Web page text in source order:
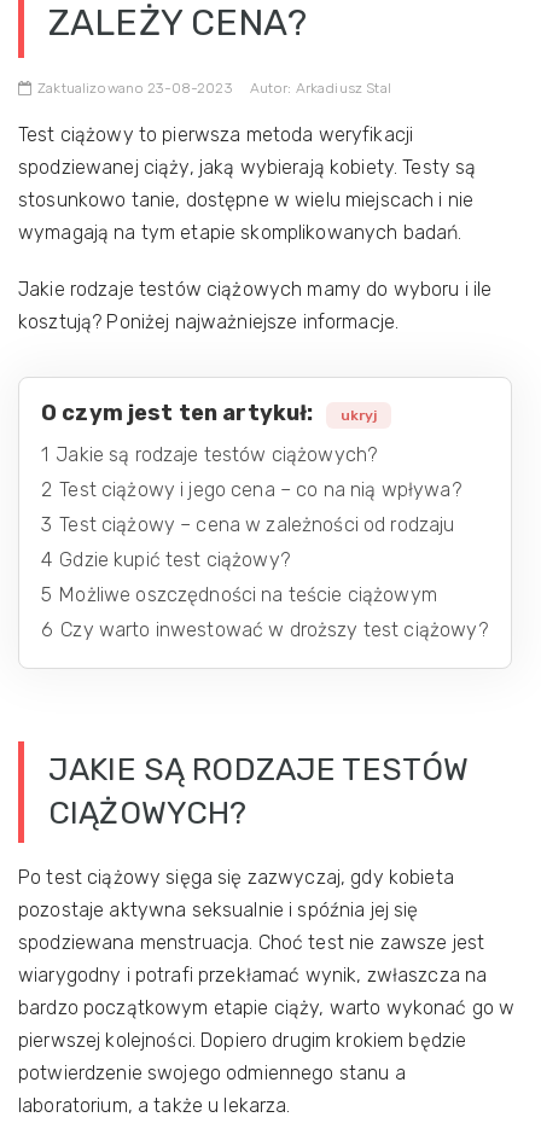
ZALEŻY CENA?
Zaktualizowano 23-08-2023 Autor: Arkadiusz Stal
Test ciążowy to pierwsza metoda weryfikacji
spodziewanej ciąży, jaką wybierają kobiety. Testy są
stosunkowo tanie, dostępne w wielu miejscach i nie
wymagają na tym etapie skomplikowanych badań.
Jakie rodzaje testów ciążowych mamy do wyboru i ile
kosztują? Poniżej najważniejsze informacje.
O czym jest ten artykuł: ukryj
1 Jakie są rodzaje testów ciążowych?
2 Test ciążowy i jego cena – co na nią wpływa?
3 Test ciążowy – cena w zależności od rodzaju
4 Gdzie kupić test ciążowy?
5 Możliwe oszczędności na teście ciążowym
6 Czy warto inwestować w droższy test ciążowy?
JAKIE SĄ RODZAJE TESTÓW
CIĄŻOWYCH?
Po test ciążowy sięga się zazwyczaj, gdy kobieta
pozostaje aktywna seksualnie i spóźnia jej się
spodziewana menstruacja. Choć test nie zawsze jest
wiarygodny i potrafi przekłamać wynik, zwłaszcza na
bardzo początkowym etapie ciąży, warto wykonać go w
pierwszej kolejności. Dopiero drugim krokiem będzie
potwierdzenie swojego odmiennego stanu a
laboratorium, a także u lekarza.